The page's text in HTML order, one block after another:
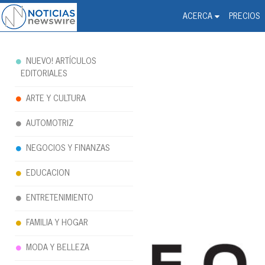
ACERCA PRECIOS
Noticias Newswire -
NUEVO! ARTÍCULOS
EDITORIALES
ARTE Y CULTURA
AUTOMOTRIZ
NEGOCIOS Y FINANZAS
EDUCACION
ENTRETENIMIENTO
FAMILIA Y HOGAR
MODA Y BELLEZA